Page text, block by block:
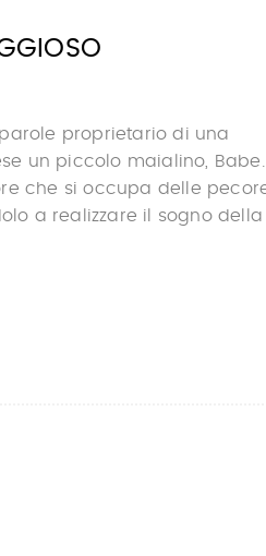
proprietario di una
un piccolo maialino, Babe.
che si occupa delle
a realizzare il sogno della